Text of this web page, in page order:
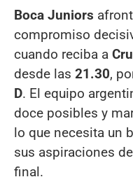
Boca Juniors
compromiso
cuando reciba a
desde las 21.30,
D. El equipo
doce posibles y
lo que necesita un
sus aspiraciones
final.